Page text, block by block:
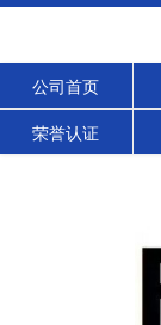
公司首页
荣誉认证